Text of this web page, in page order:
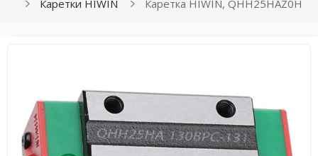
Каретки HIWIN
Каретка HIWIN, QHH25HAZ0H